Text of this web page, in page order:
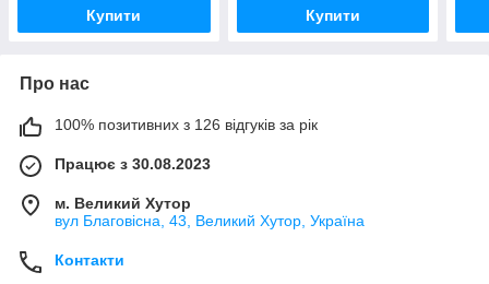
Купити Купити
Про нас
100% позитивних з 126 відгуків за рік
Працює з 30.08.2023
м. Великий Хутор
вул Благовісна, 43, Великий Хутор, Україна
Контакти